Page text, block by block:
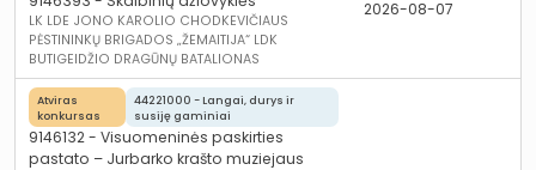
LK LDE JONO KAROLIO CHODKEVIČIAUS
PĖSTININKŲ BRIGADOS „ŽEMAITIJA“ LDK
BUTIGEIDŽIO DRAGŪNŲ BATALIONAS
2026-08-07
Atviras
konkursas
44221000 - Langai, durys ir
susiję gaminiai
9146132 - Visuomeninės paskirties
pastato – Jurbarko krašto muziejaus